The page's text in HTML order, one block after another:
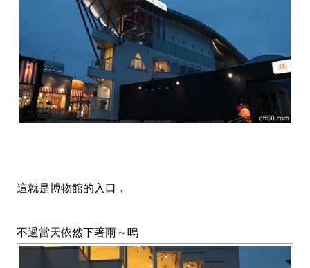
這就是博物館的入口，
不過當天依然下著雨～嗚